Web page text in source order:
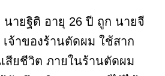
ายฐิติ อายุ 26 ปี ถูก นายจี
จ้าของร้านตัดผม ใช้สาก
สียชีวิต ภายในร้านตัดผม